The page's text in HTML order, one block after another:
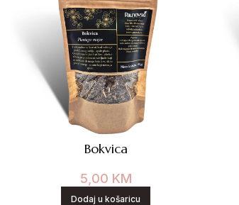
Bokvica
5,00 KM
Dodaj u košaricu